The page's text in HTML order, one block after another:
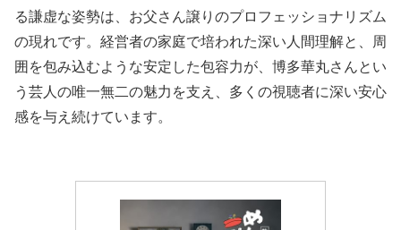
る謙虚な姿勢は、お父さん譲りのプロフェッショナリズム
の現れです。経営者の家庭で培われた深い人間理解と、周
囲を包み込むような安定した包容力が、博多華丸さんとい
う芸人の唯一無二の魅力を支え、多くの視聴者に深い安心
感を与え続けています。